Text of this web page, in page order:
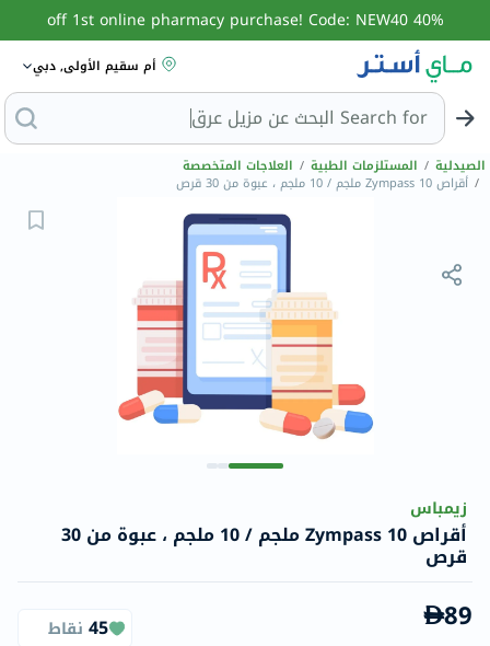
40% off 1st online pharmacy purchase! Code: NEW40
أم سقيم الأولى, دبي
Search for ا
الصيدلية / المستلزمات الطبية / العلاجات المتخصصة
/ أقراص Zympass 10 ملجم / 10 ملجم ، عبوة من 30 قرص
زيمباس
أقراص Zympass 10 ملجم / 10 ملجم ، عبوة من 30
قرص
89
45 نقاط